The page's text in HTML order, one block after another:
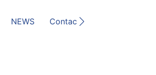
NEWS Contact